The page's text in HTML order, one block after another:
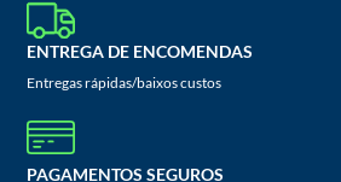
ENTREGA DE ENCOMENDAS
Entregas rápidas/baixos custos
PAGAMENTOS SEGUROS